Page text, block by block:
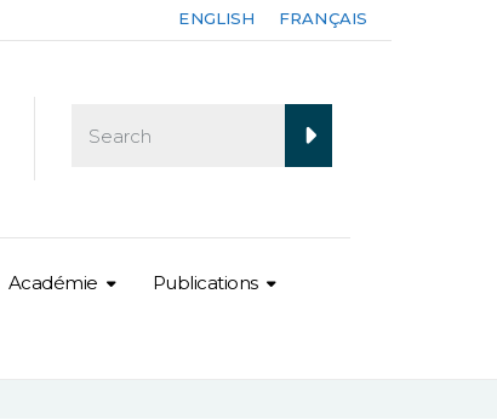
ENGLISH FRANÇAIS
Académie Publications